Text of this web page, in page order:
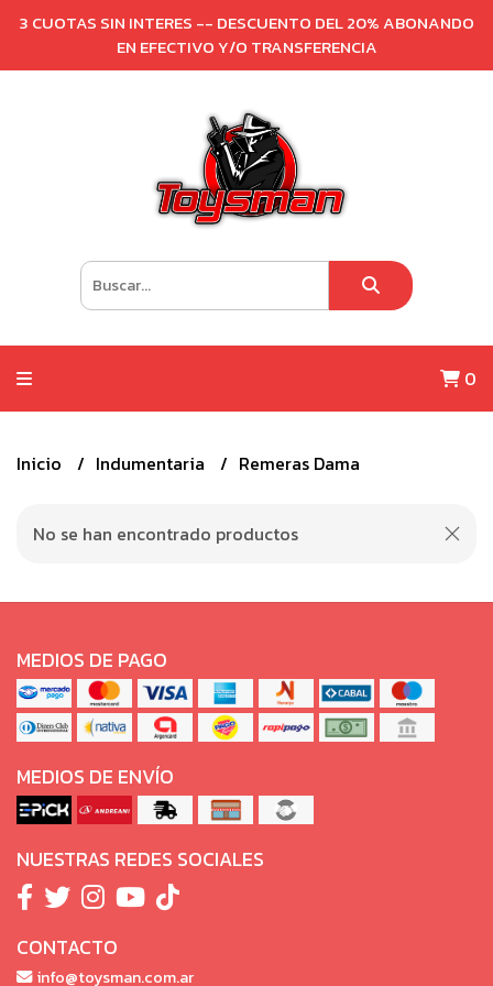
3 CUOTAS SIN INTERES -- DESCUENTO DEL 20% ABONANDO
EN EFECTIVO Y/O TRANSFERENCIA
0
Inicio Indumentaria Remeras Dama
No se han encontrado productos
MEDIOS DE PAGO
MEDIOS DE ENVÍO
NUESTRAS REDES SOCIALES
CONTACTO
info@toysman.com.ar